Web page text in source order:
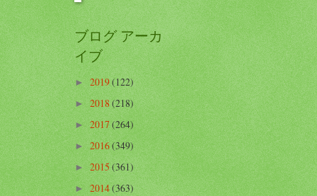
ブログ アーカ
イブ
►2019(122)
► 2018(218)
►2017(264)
►2016(349)
►2015(361)
►2014(363)